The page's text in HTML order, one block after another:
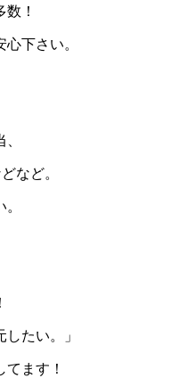
！
下さい。
など。
たい。」
ます！